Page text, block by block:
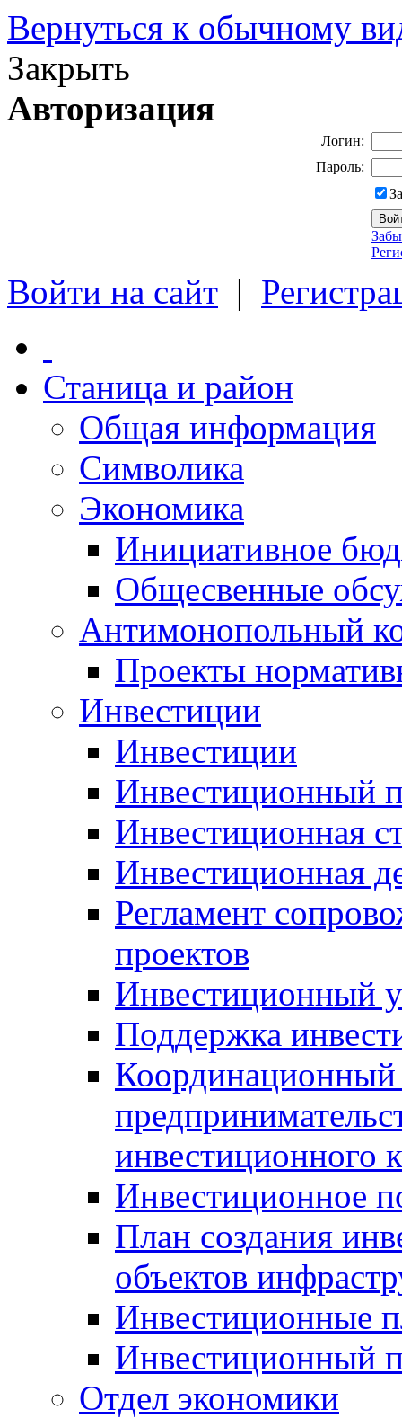
Вернуться к обычному
Закрыть
Авторизация
Логин:
Пароль:
Войти на сайт |
Станица и район
Общая информация
Символика
Экономика
Инициативное
Общесвенные
Антимонопольный
Проекты
Инвестиции
Инвестиции
Инвестиционный
Инвестиционная
Инвестиционная
Регламент
проектов
Инвестиционный
Поддержка
Координационный
инвестиционного
Инвестиционное
План создания
объектов
Инвестиционные
Инвестиционный
Отдел экономики